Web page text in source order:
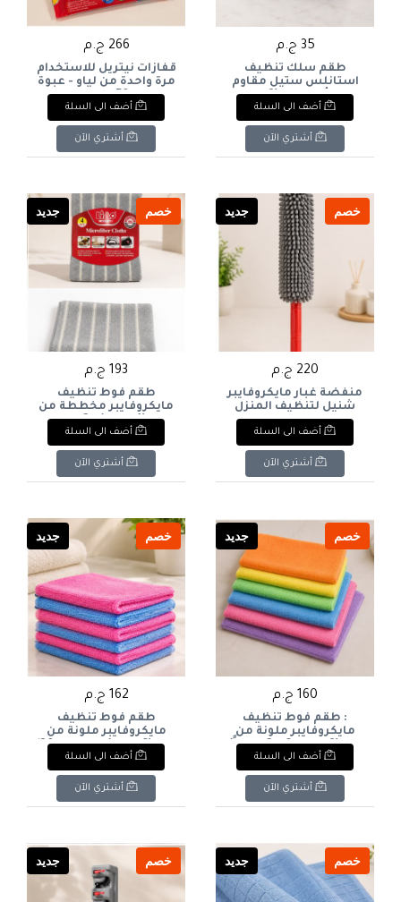
35 ج.م
طقم سلك تنظيف
استانلس ستيل مقاوم
للصدأ من لياو (3 قطع -
وزن القطعة 18 جرام) -
(LIAO Stainless Steel
LIAO Stainless Steel
أضف الى السلة
أشتري الآن
266 ج.م
قفازات نيتريل للاستخدام
مرة واحدة من لياو - عبوة
توفيرية 50 قطعة باللون
(LIAO Disposable Nitrile
Gloves Value Pack 50 Pcs
- Large Size). & : LIAO
أضف الى السلة
أشتري الآن
خصم جديد
220 ج.م
منفضة غبار مايكروفايبر
شنيل لتنظيف المنزل
والسيارات من لياو -
: LIAO Chenille Duster.
أضف الى السلة
أشتري الآن
خصم جديد
193 ج.م
طقم فوط تنظيف
مايكروفايبر مخططة من
لياو (4 قطع) - 2 قطعه
لونها احمر - 2 قطعه
لونها رصاصي مقاسها
41* 48 (LIAO Striped
Microfiber Cloths - 4
أضف الى السلة
أشتري الآن
خصم جديد
160 ج.م
: طقم فوط تنظيف
مايكروفايبر ملونة من
لياو (8 قطع: 6 + 2 مجاناً)
مقاسها 30* 30 - (LIAO
Microfiber Cloths Maxi
Microfiber Cloths Maxi
أضف الى السلة
أشتري الآن
خصم جديد
162 ج.م
طقم فوط تنظيف
مايكروفايبر ملونة من
30 - (LIAO Microfiber
Cloths - 6 Pcs). & : LIAO
Microfiber Cloths Set (6
Pieces).
أضف الى السلة
أشتري الآن
خصم جديد خصم جديد